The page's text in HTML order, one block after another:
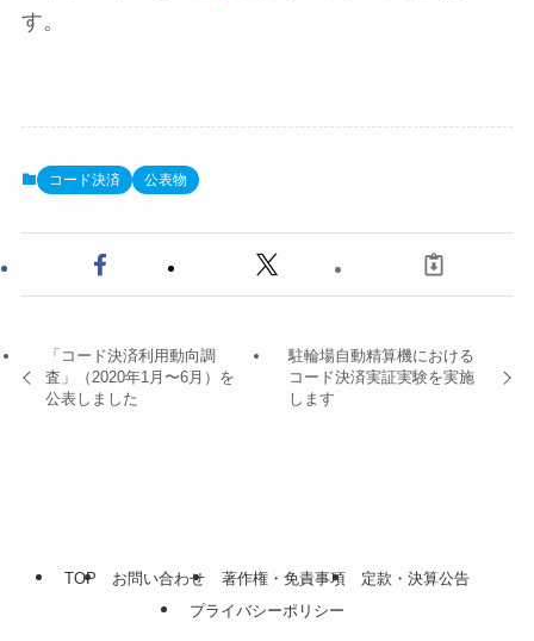
す。
コード決済 公表物
「コード決済利用動向調
査」（2020年1月〜6月）を
公表しました
駐輪場自動精算機における
コード決済実証実験を実施
します
TOP お問い合わせ 著作権・免責事項
定款・決算公告
プライバシーポリシー